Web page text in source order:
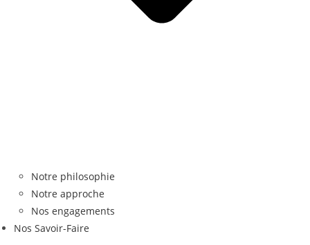
Notre philosophie
Notre approche
Nos engagements
Nos Savoir-Faire